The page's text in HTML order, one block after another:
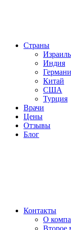
Страны
Израиль
Индия
Китай
США
Турция
Врачи
Цены
Отзывы
Блог
Контакты
О
Второе